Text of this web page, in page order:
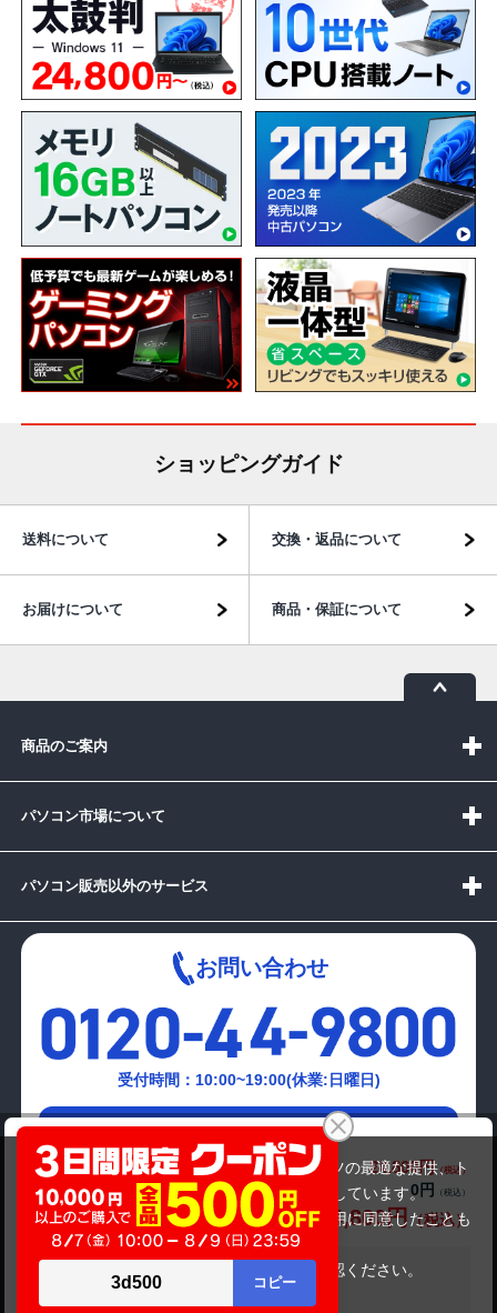
商品価格(税込) 24,800円
オプション小計価格(税込)
0円
商品合計価格(税込)
24,800円
在庫がありません
ショッピングガイド
送料について 交換・返品について
お届けについて 商品・保証について
商品のご案内
パソコン市場について
パソコン販売以外のサービス
お問い合わせ
受付時間：10:00~19:00(休業:日曜日)
メールでの
お問い合わせはこちら
当サイトでは利用体験の向上およびコンテンツの最適な提供、ト
ラフィックの分析を目的としてCookieを使用しています。
サイトの閲覧を継続された場合、Cookieの利用に同意したことも
のといたします。
をご確認ください。
承諾する